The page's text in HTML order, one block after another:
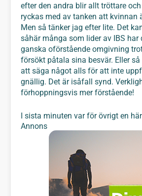
efter den andra blir allt tröttare
ryckas med av tanken att kvinnan
Men så tänker jag efter lite. Det
såhär många som lider av IBS har
ganska oförstående omgivning
försökt påtala sina besvär. Eller
att säga något alls för att inte
gnällig. Det är isåfall synd.
förhoppningsvis mer förstående!
I sista minuten var för övrigt en
Annons